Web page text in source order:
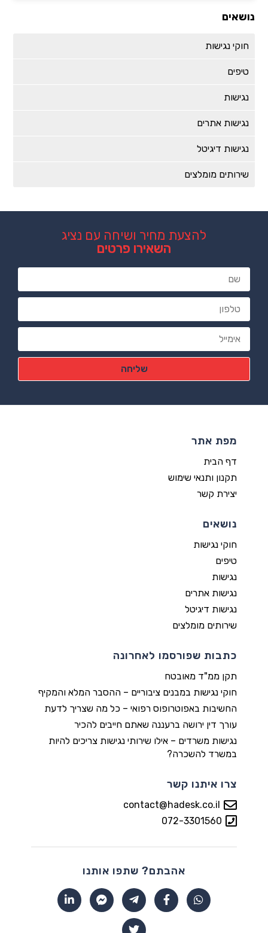
נושאים
חוקי נגישות
טיפים
נגישות
נגישות אתרים
נגישות דיגיטל
שירותים מומלצים
להצעת מחיר ושיחה עם נציג
השאירו פרטים
מפת אתר
דף הבית
תקנון ותנאי שימוש
יצירת קשר
נושאים
חוקי נגישות
טיפים
נגישות
נגישות אתרים
נגישות דיגיטל
שירותים מומלצים
כתבות שפורסמו לאחרונה
תקן ממ"ד מאובטח
חוקי נגישות במבנים ציבוריים – ההסבר המלא והמקיף
החשיבות באפוטרופוס רפואי – כל מה שצריך לדעת
עורך דין ירושה ברעננה שאתם חייבים להכיר
נגישות משרדים – אילו שירותי נגישות צריכים להיות
במשרד להשכרה?
צרו איתנו קשר
contact@hadesk.co.il
072-3301560
אהבתם? שתפו אותנו